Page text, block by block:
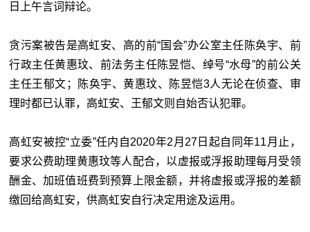
日上午言词辩论。
贪污案被告是高虹安、高的前“国会”办公室主任陈奂宇、前
行政主任黄惠玟、前法务主任陈昱恺、绰号“水母”的前公关
主任王郁文；陈奂宇、黄惠玟、陈昱恺3人无论在侦查、审
理时都已认罪，高虹安、王郁文则自始否认犯罪。
高虹安被控“立委”任内自2020年2月27日起自同年11月止，
要求公费助理黄惠玟等人配合，以虚报或浮报助理每月受领
酬金、加班值班费到预算上限金额，并将虚报或浮报的差额
缴回给高虹安，供高虹安自行决定用途及运用。